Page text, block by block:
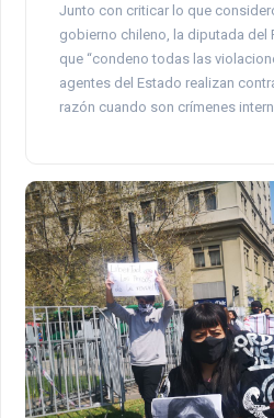
Junto con criticar lo que
gobierno chileno, la diputada del
que “condeno todas las
agentes del Estado realizan
razón cuando son crímenes